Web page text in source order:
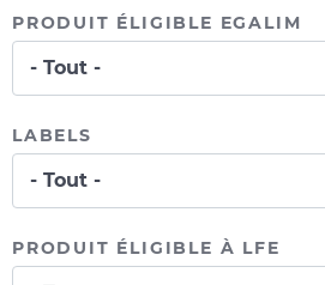
PRODUIT ÉLIGIBLE EGALIM
LABELS
PRODUIT ÉLIGIBLE À LFE